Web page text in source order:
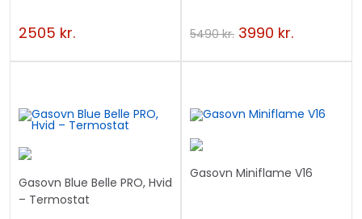
2505 kr. 5490kr. 3990 kr.
Gasovn Blue Belle PRO, Hvid
– Termostat
Gasovn Miniflame V16